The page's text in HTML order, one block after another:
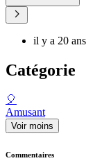
il y a 20 ans
Catégorie
🎈
Amusant
Voir moins
Commentaires